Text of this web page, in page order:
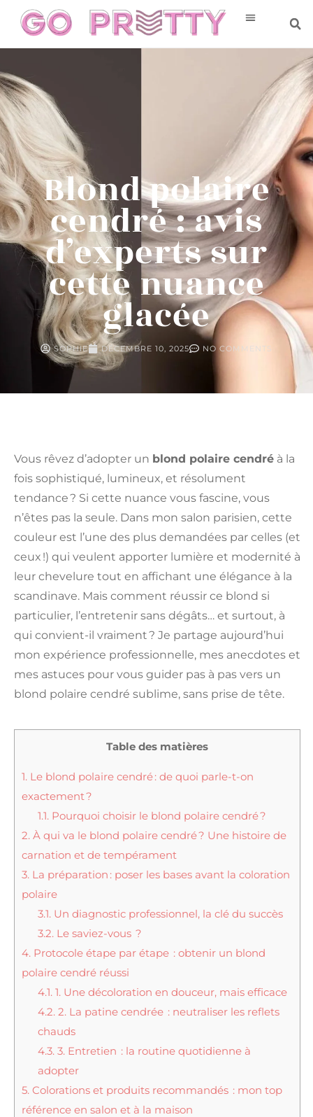
Blond polaire
cendré : avis
d’experts sur
cette nuance
glacée
SOPHIE DÉCEMBRE 10, 2025 NO COMMENTS
Vous rêvez d’adopter un blond polaire cendré à la
fois sophistiqué, lumineux, et résolument
tendance ? Si cette nuance vous fascine, vous
n’êtes pas la seule. Dans mon salon parisien, cette
couleur est l’une des plus demandées par celles (et
ceux !) qui veulent apporter lumière et modernité à
leur chevelure tout en affichant une élégance à la
scandinave. Mais comment réussir ce blond si
particulier, l’entretenir sans dégâts… et surtout, à
qui convient-il vraiment ? Je partage aujourd’hui
mon expérience professionnelle, mes anecdotes et
mes astuces pour vous guider pas à pas vers un
blond polaire cendré sublime, sans prise de tête.
Table des matières
1. Le blond polaire cendré : de quoi parle-t-on
exactement ?
1.1. Pourquoi choisir le blond polaire cendré ?
2. À qui va le blond polaire cendré ? Une histoire de
carnation et de tempérament
3. La préparation : poser les bases avant la coloration
polaire
3.1. Un diagnostic professionnel, la clé du succès
3.2. Le saviez-vous ?
4. Protocole étape par étape : obtenir un blond
polaire cendré réussi
4.1. 1. Une décoloration en douceur, mais efficace
4.2. 2. La patine cendrée : neutraliser les reflets
chauds
4.3. 3. Entretien : la routine quotidienne à
adopter
5. Colorations et produits recommandés : mon top
référence en salon et à la maison